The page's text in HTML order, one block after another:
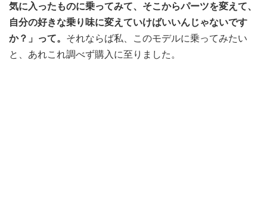
気に入ったものに乗ってみて、そこからパーツを変えて、
自分の好きな乗り味に変えていけばいいんじゃないです
か？」って。 それならば私、このモデルに乗ってみたい
と、あれこれ調べず購入に至りました。